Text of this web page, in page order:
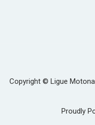
Copyright © Ligue
Proudly